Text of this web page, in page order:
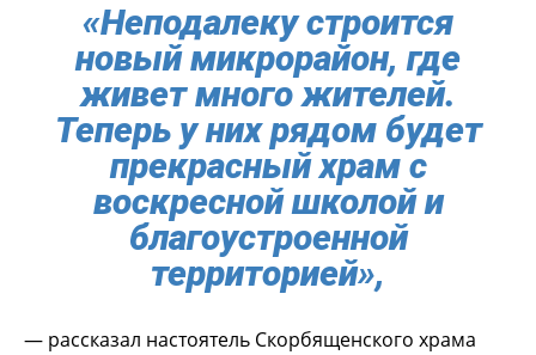
«Неподалеку строится
новый микрорайон, где
живет много жителей.
Теперь у них рядом будет
прекрасный храм с
воскресной школой и
благоустроенной
территорией»,
— рассказал настоятель Скорбященского храма